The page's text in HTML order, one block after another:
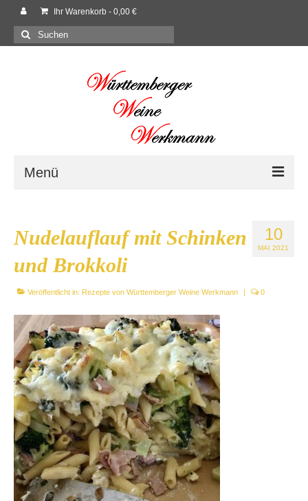
Ihr Warenkorb - 0,00 €
Suchen
nach:
Menü
Shop
Neues
Rezepte
Kontaktieren Sie uns!
Mein Konto
10
MAI 2021
Nudelauflauf mit Schinken
und Brokkoli
Veröffentlicht in: Rezepte von Württemberger Weine Werkmann | 0